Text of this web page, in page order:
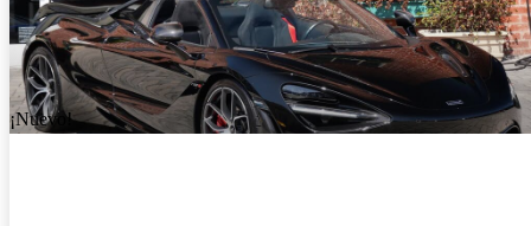
¡Nuevo!